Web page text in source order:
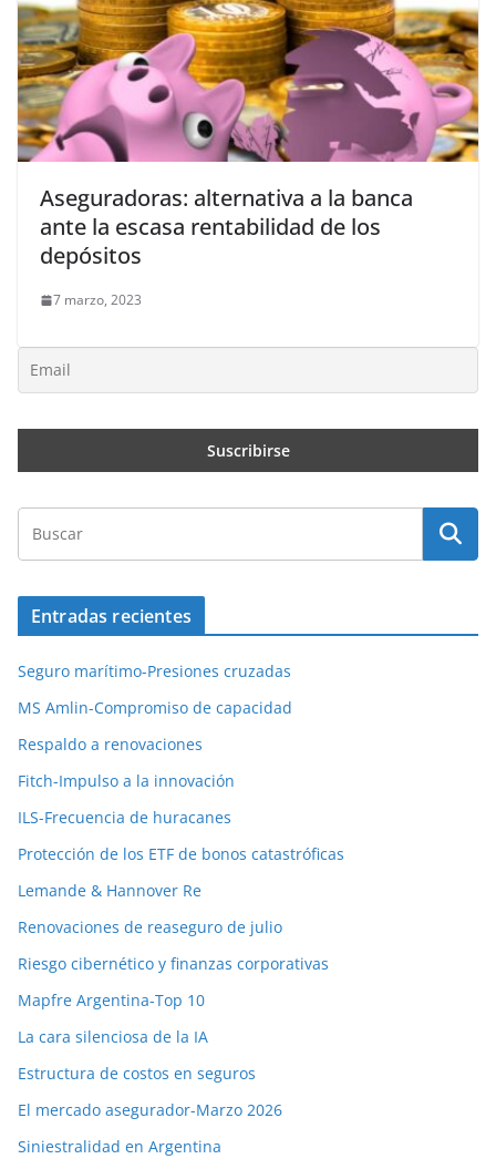
Aseguradoras: alternativa a la banca
ante la escasa rentabilidad de los
depósitos
7 marzo, 2023
Entradas recientes
Seguro marítimo-Presiones cruzadas
MS Amlin-Compromiso de capacidad
Respaldo a renovaciones
Fitch-Impulso a la innovación
ILS-Frecuencia de huracanes
Protección de los ETF de bonos catastróficas
Lemande & Hannover Re
Renovaciones de reaseguro de julio
Riesgo cibernético y finanzas corporativas
Mapfre Argentina-Top 10
La cara silenciosa de la IA
Estructura de costos en seguros
El mercado asegurador-Marzo 2026
Siniestralidad en Argentina